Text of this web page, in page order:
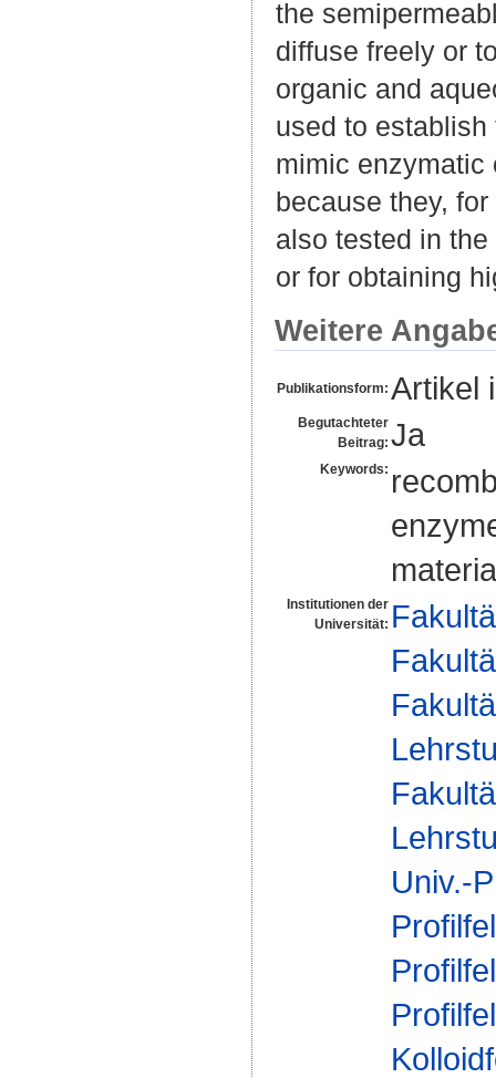
the
diffuse freely or
organic and
used to
mimic enzymatic
because they,
also tested in
or for obtaining
Weitere
Publikationsform: Artikel
Begutachteter
Beitrag: Ja
Keywords:
Institutionen der
Universität:
Univ.-